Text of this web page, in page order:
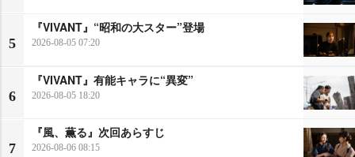
5
『VIVANT』“昭和の大スター”登場
2026-08-05 07:20
6
『VIVANT』有能キャラに“異変”
2026-08-05 18:20
7
『風、薫る』次回あらすじ
2026-08-06 08:15